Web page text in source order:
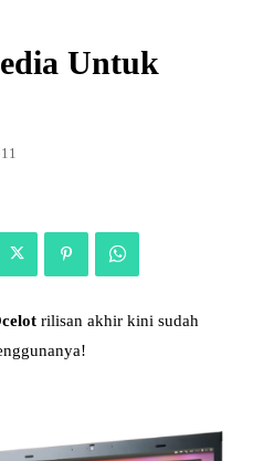
Untuk
rilisan akhir kini sudah